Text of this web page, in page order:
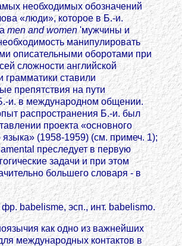
необходимых обозначений
«люди», которое в Б.-и.
men and women'мужчины и
манипулировать
описательными оборотами при
сложности английской
ставили
препятствия на пути
и. в международном общении.
распространения Б.-и. был
проекта «основного
языка» (1958-1959) (см. примеч. 1);
преследует в первую
задачи и при этом
большего словаря - в
фр. babelisme, эсп., инт. babelismo.
как одно из важнейших
международных контактов в